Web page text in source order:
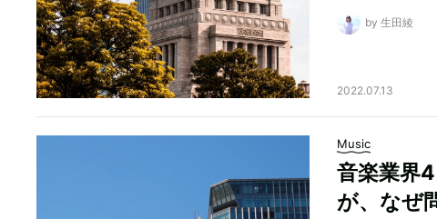
by 生田綾
2022.07.13
Music
音楽業界
が、なぜ